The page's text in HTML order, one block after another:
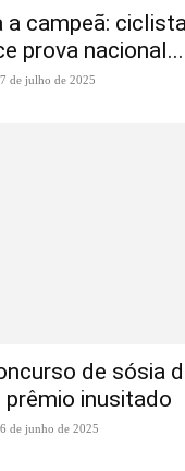
a campeã:
prova nacional...
de julho de 2025
de sósia
inusitado
de junho de 2025